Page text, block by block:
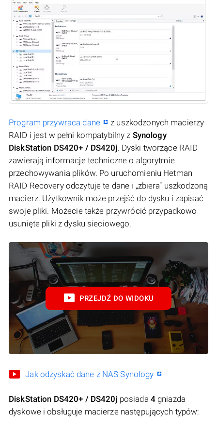
Program przywraca dane
z uszkodzonych macierzy
RAID i jest w pełni kompatybilny z Synology
DiskStation DS420+ / DS420j. Dyski tworzące RAID
zawierają informacje techniczne o algorytmie
przechowywania plików. Po uruchomieniu Hetman
RAID Recovery odczytuje te dane i „zbiera” uszkodzoną
macierz. Użytkownik może przejść do dysku i zapisać
swoje pliki. Możecie także przywrócić przypadkowo
usunięte pliki z dysku sieciowego.
PRZEJDŹ DO WIDOKU
Jak odzyskać dane z NAS Synology
DiskStation DS420+ / DS420j posiada 4gniazda
dyskowe i obsługuje macierze następujących typów: